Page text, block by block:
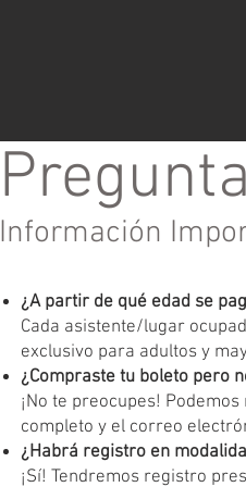
Información
¿A partir de qué edad se
Cada asistente/lugar
exclusivo para adultos y
¿Compraste tu boleto pero
¡No te preocupes!
completo y el correo
¿Habrá registro en
¡Sí! Tendremos registro